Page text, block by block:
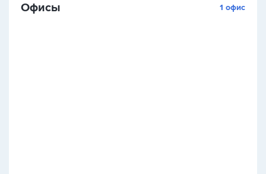
Офисы 1 офис